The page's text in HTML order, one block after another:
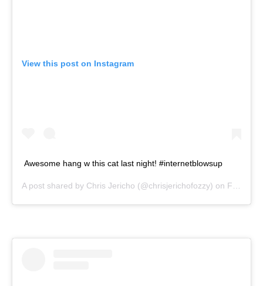
View this post on Instagram
Awesome hang w this cat last night! #internetblowsup
A post shared by Chris Jericho (@chrisjerichofozzy) on Feb 23, 2019 at 6:05am PST